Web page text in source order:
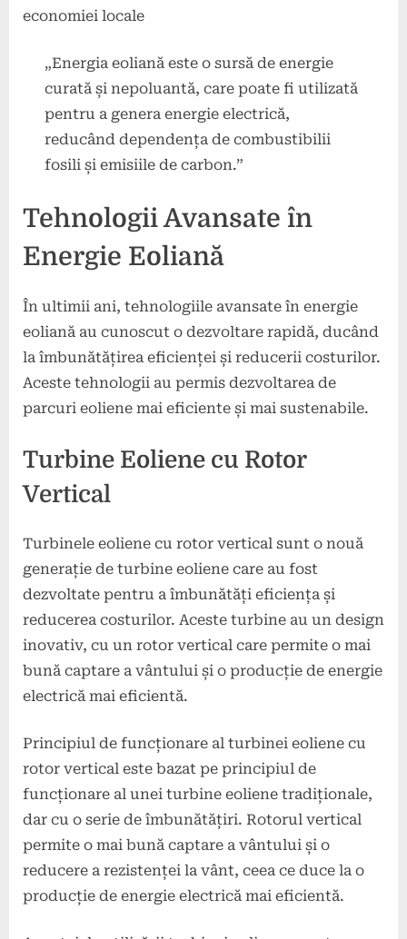
economiei locale
„Energia eoliană este o sursă de energie
curată și nepoluantă, care poate fi utilizată
pentru a genera energie electrică,
reducând dependența de combustibilii
fosili și emisiile de carbon.”
Tehnologii Avansate în
Energie Eoliană
În ultimii ani, tehnologiile avansate în energie
eoliană au cunoscut o dezvoltare rapidă, ducând
la îmbunătățirea eficienței și reducerii costurilor.
Aceste tehnologii au permis dezvoltarea de
parcuri eoliene mai eficiente și mai sustenabile.
Turbine Eoliene cu Rotor
Vertical
Turbinele eoliene cu rotor vertical sunt o nouă
generație de turbine eoliene care au fost
dezvoltate pentru a îmbunătăți eficiența și
reducerea costurilor. Aceste turbine au un design
inovativ, cu un rotor vertical care permite o mai
bună captare a vântului și o producție de energie
electrică mai eficientă.
Principiul de funcționare al turbinei eoliene cu
rotor vertical este bazat pe principiul de
funcționare al unei turbine eoliene tradiționale,
dar cu o serie de îmbunătățiri. Rotorul vertical
permite o mai bună captare a vântului și o
reducere a rezistenței la vânt, ceea ce duce la o
producție de energie electrică mai eficientă.